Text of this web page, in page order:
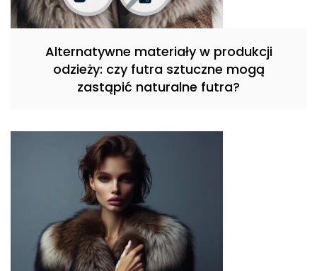
Alternatywne materiały w produkcji
odzieży: czy futra sztuczne mogą
zastąpić naturalne futra?